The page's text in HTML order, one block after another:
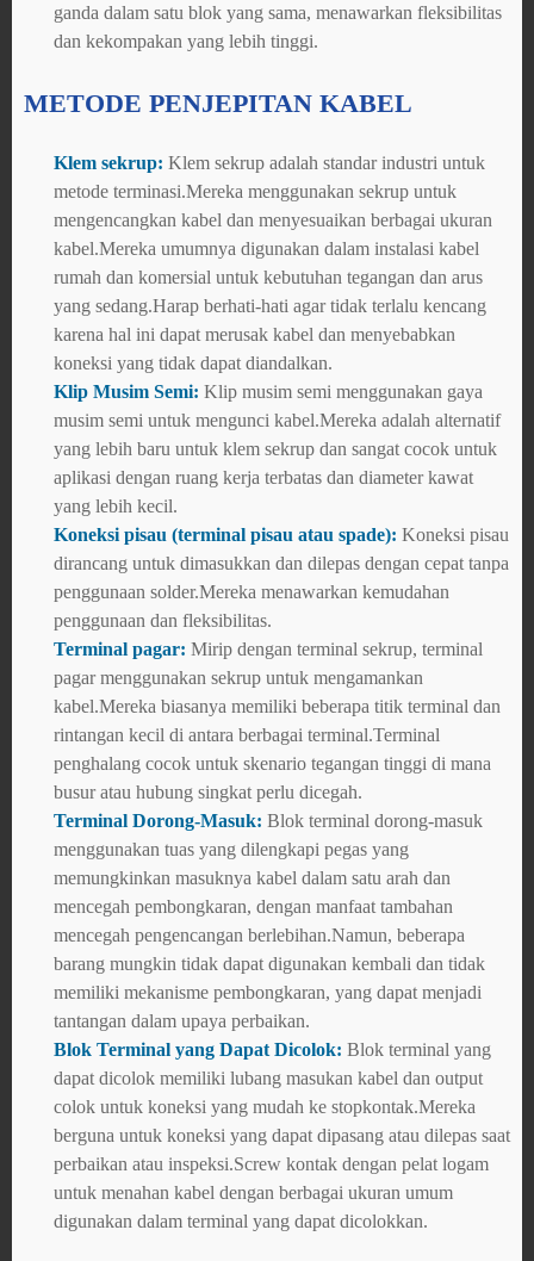
ganda dalam satu blok yang sama, menawarkan fleksibilitas
dan kekompakan yang lebih tinggi.
METODE PENJEPITAN KABEL
Klem sekrup: Klem sekrup adalah standar industri untuk
metode terminasi.Mereka menggunakan sekrup untuk
mengencangkan kabel dan menyesuaikan berbagai ukuran
kabel.Mereka umumnya digunakan dalam instalasi kabel
rumah dan komersial untuk kebutuhan tegangan dan arus
yang sedang.Harap berhati-hati agar tidak terlalu kencang
karena hal ini dapat merusak kabel dan menyebabkan
koneksi yang tidak dapat diandalkan.
Klip Musim Semi: Klip musim semi menggunakan gaya
musim semi untuk mengunci kabel.Mereka adalah alternatif
yang lebih baru untuk klem sekrup dan sangat cocok untuk
aplikasi dengan ruang kerja terbatas dan diameter kawat
yang lebih kecil.
Koneksi pisau (terminal pisau atau spade): Koneksi pisau
dirancang untuk dimasukkan dan dilepas dengan cepat tanpa
penggunaan solder.Mereka menawarkan kemudahan
penggunaan dan fleksibilitas.
Terminal pagar: Mirip dengan terminal sekrup, terminal
pagar menggunakan sekrup untuk mengamankan
kabel.Mereka biasanya memiliki beberapa titik terminal dan
rintangan kecil di antara berbagai terminal.Terminal
penghalang cocok untuk skenario tegangan tinggi di mana
busur atau hubung singkat perlu dicegah.
Terminal Dorong-Masuk: Blok terminal dorong-masuk
menggunakan tuas yang dilengkapi pegas yang
memungkinkan masuknya kabel dalam satu arah dan
mencegah pembongkaran, dengan manfaat tambahan
mencegah pengencangan berlebihan.Namun, beberapa
barang mungkin tidak dapat digunakan kembali dan tidak
memiliki mekanisme pembongkaran, yang dapat menjadi
tantangan dalam upaya perbaikan.
Blok Terminal yang Dapat Dicolok: Blok terminal yang
dapat dicolok memiliki lubang masukan kabel dan output
colok untuk koneksi yang mudah ke stopkontak.Mereka
berguna untuk koneksi yang dapat dipasang atau dilepas saat
perbaikan atau inspeksi.Screw kontak dengan pelat logam
untuk menahan kabel dengan berbagai ukuran umum
digunakan dalam terminal yang dapat dicolokkan.